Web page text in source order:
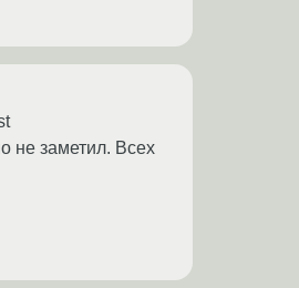
не заметил. Всех